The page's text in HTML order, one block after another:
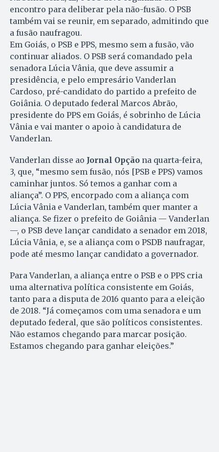
encontro para deliberar pela não-fusão. O PSB
também vai se reunir, em separado, admitindo que
a fusão naufragou.
Em Goiás, o PSB e PPS, mesmo sem a fusão, vão
continuar aliados. O PSB será co­mandado pela
senadora Lúcia Vânia, que deve assumir a
presidência, e pelo empresário Van­derlan
Cardoso, pré-candidato do partido a prefeito de
Go­iânia. O deputado federal Mar­cos Abrão,
presidente do PPS em Goiás, é sobrinho de Lúcia
Vânia e vai manter o apoio à candidatura de
Vanderlan.
Vanderlan disse ao Jornal Opção na quarta-feira,
3, que, “mesmo sem fusão, nós [PSB e PPS) vamos
caminhar juntos. Só temos a ganhar com a
aliança”. O PPS, encorpado com a aliança com
Lúcia Vânia e Vanderlan, também quer manter a
aliança. Se fizer o prefeito de Goiânia — Vanderlan
—, o PSB deve lançar candidato a senador em 2018,
Lúcia Vânia, e, se a aliança com o PSDB naufragar,
pode até mesmo lançar candidato a governador.
Para Vanderlan, a aliança entre o PSB e o PPS cria
uma alternativa política consistente em Goiás,
tanto para a disputa de 2016 quanto para a eleição
de 2018. “Já começamos com uma senadora e um
deputado federal, que são políticos consistentes.
Não estamos chegando para marcar posição.
Estamos chegando para ganhar eleições.”